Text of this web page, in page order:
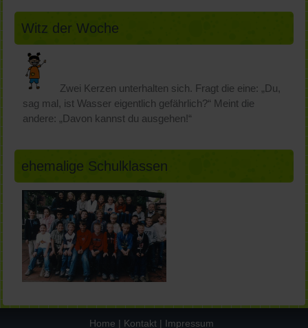
Witz der Woche
Zwei Kerzen unterhalten sich. Fragt die eine: „Du,
sag mal, ist Wasser eigentlich gefährlich?“ Meint die
andere: „Davon kannst du ausgehen!“
ehemalige Schulklassen
Home | Kontakt| Impressum